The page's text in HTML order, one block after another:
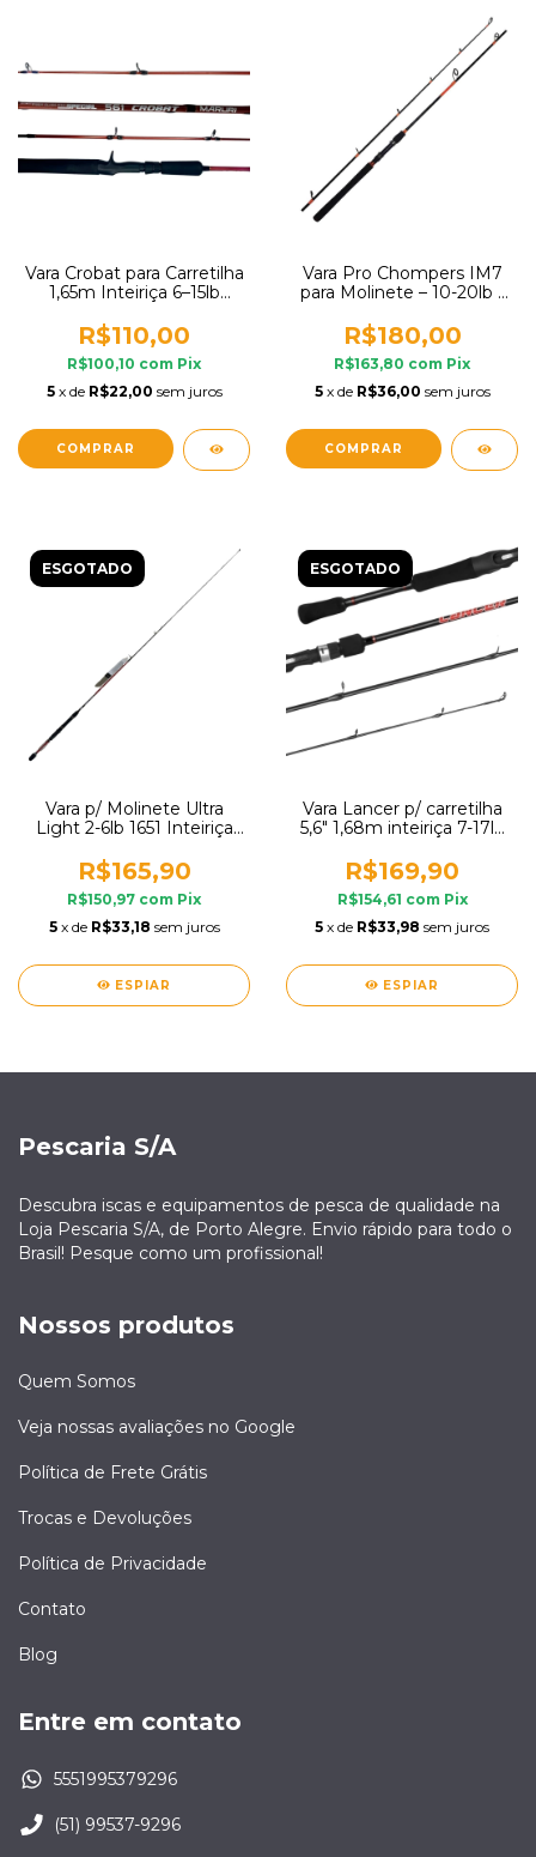
Vara Crobat para Carretilha
1,65m Inteiriça 6–15lb
R$110,00
R$100,10 com Pix
5 x de R$22,00 sem juros
COMPRAR
Vara Pro Chompers IM7
para Molinete – 10-20lb |
Fishing
R$180,00
R$163,80 com Pix
5 x de R$36,00 sem juros
ESGOTADO
Vara p/ Molinete Ultra
Light 2-6lb 1651 Inteiriça
R$165,90
R$150,97 com Pix
5 x de R$33,18 sem juros
ESPIAR
ESGOTADO
Vara Lancer p/ carretilha
5,6" 1,68m inteiriça 7-17lb
Saint
R$169,90
R$154,61 com Pix
5 x de R$33,98 sem juros
ESPIAR
Pescaria S/A
Descubra iscas e equipamentos de pesca de qualidade na
Loja Pescaria S/A, de Porto Alegre. Envio rápido para todo o
Brasil! Pesque como um profissional!
Nossos produtos
Quem Somos
Veja nossas avaliações no Google
Política de Frete Grátis
Trocas e Devoluções
Política de Privacidade
Contato
Blog
Entre em contato
5551995379296
(51) 99537-9296